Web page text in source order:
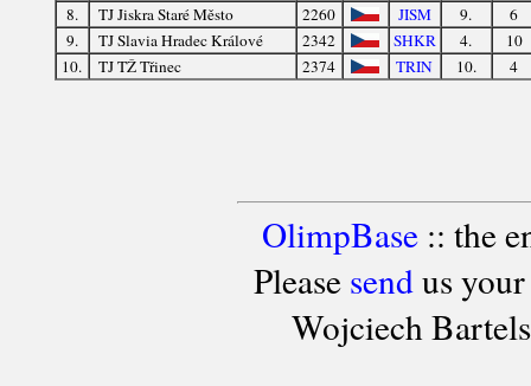
8.
TJ Jiskra Staré Město 2260 JISM 9.
6
9.
TJ Slavia Hradec Králové 2342 SHKR 4.
10
10.
TJ TŽ Třinec 2374 TRIN 10. 4
OlimpBase:: the
Please sendus your
Wojciech